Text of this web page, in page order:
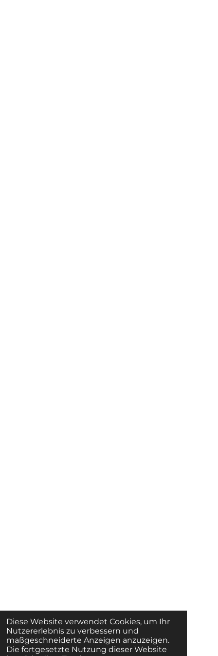
Diese Website verwendet Cookies, um Ihr
Nutzererlebnis zu verbessern und
maßgeschneiderte Anzeigen anzuzeigen.
Die fortgesetzte Nutzung dieser Website